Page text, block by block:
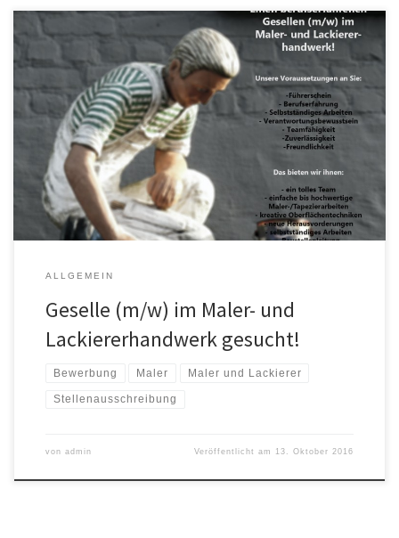
Wir suchen, ab sofort, einen berufserfahrenen Gesellen (m/w)
im Maler- und Lackiererhandwerk! Unsere Voraussetzungen an Sie
sind: Führerschein Berufserfahrung Selbstständiges Arbeiten
Verantwortungsbewusstsein Teamfähigkeit Zuverlässigkeit
Freundlichkeit Das bieten wir ihnen in unserem Betrieb: fachliches
Know-How seit 5 Generationen ein tolles Team Baustellenleitung
selbstständiges Arbeiten einfache bis hochwertige Maler/- […]
ALLGEMEIN
Geselle (m/w) im Maler- und
Lackiererhandwerk gesucht!
Bewerbung Maler Maler und Lackierer
Stellenausschreibung
von admin Veröffentlicht am 13. Oktober 2016